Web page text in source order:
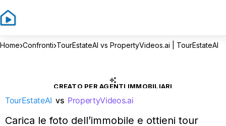
Home›Confronti›TourEstateAI vs PropertyVideos.ai | TourEstateAI
CREATO PER AGENTI IMMOBILIARI
TourEstateAI vs PropertyVideos.ai
Carica le foto dell’immobile e ottieni tour